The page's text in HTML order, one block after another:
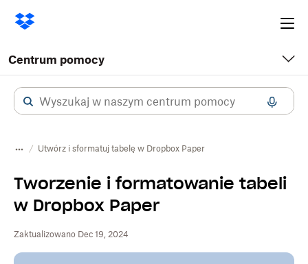
Centrum pomocy
Utwórz i sformatuj tabelę w Dropbox Paper
Tworzenie i formatowanie tabeli
w Dropbox Paper
Zaktualizowano Dec 19, 2024